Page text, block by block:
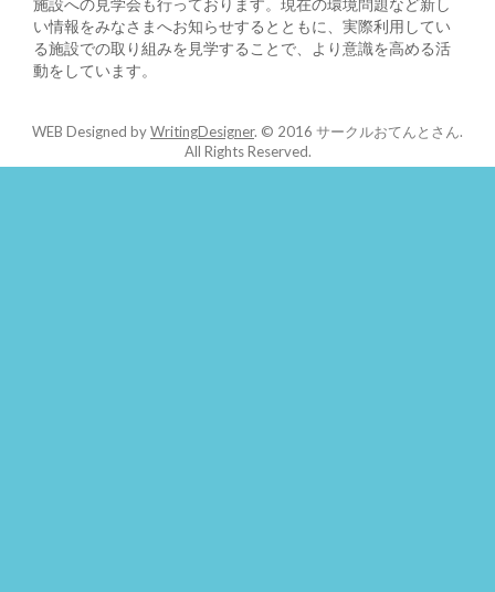
施設への見学会も行っております。現在の環境問題など新し
い情報をみなさまへお知らせするとともに、実際利用してい
る施設での取り組みを見学することで、より意識を高める活
動をしています。
WEB Designed byWritingDesigner. © 2016 サークルおてんとさん.
All Rights Reserved.